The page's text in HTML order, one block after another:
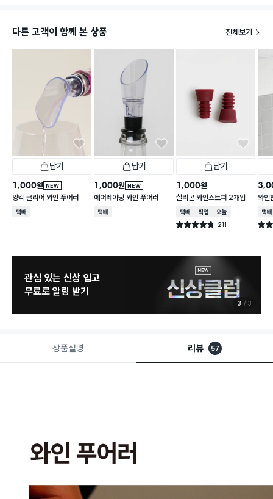
다른 고객이 함께 본 상품 전체보기
담기
NEW
1,000원
양각 클리어 와인 푸어러
택배배송
담기
NEW
1,000원
에어레이팅 와인 푸어러
택배배송
담기
1,000원
실리콘 와인스토퍼 2개입
택배배송매장픽업오늘배송
별점 4.7점 211
건 작성
와인
택배
별점
관심 있는 신상 입고
무료로 알림 받기
3 3
상품설명 리뷰 57